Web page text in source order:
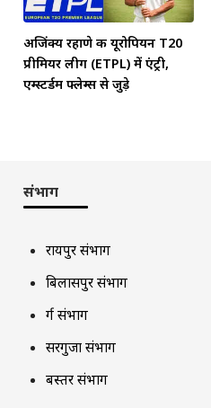
अजिंक्य रहाणे की यूरोपियन T20
प्रीमियर लीग (ETPL) में एंट्री,
एम्स्टर्डम फ्लेम्स से जुड़े
संभाग
रायपुर संभाग
बिलासपुर संभाग
दुर्ग संभाग
सरगुजा संभाग
बस्तर संभाग